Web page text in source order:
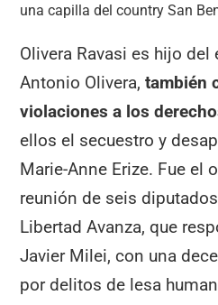
una capilla del country San
Olivera Ravasi es hijo
Antonio Olivera,también
violaciones a los
ellos el secuestro y
Marie-Anne Erize. Fue el
reunión de seis
Libertad Avanza, que
Javier Milei, con una
por delitos de lesa